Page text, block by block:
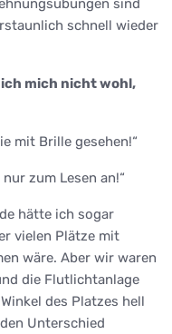
sind
schnell wieder
mich nicht wohl,
mit Brille gesehen!“
zum Lesen an!“
hätte ich sogar
vielen Plätze mit
wäre. Aber wir waren
die Flutlichtanlage
des Platzes hell
Unterschied